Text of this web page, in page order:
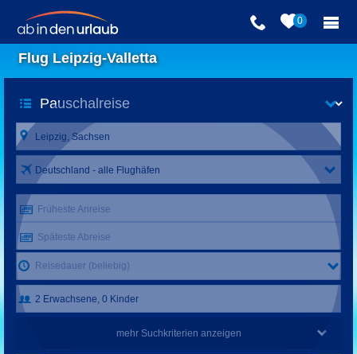
0
Flug Leipzig-Valletta
Deutschland - alle Flughäfen
Früheste Anreise
Späteste Abreise
Reisedauer (beliebig)
mehr Suchkriterien anzeigen